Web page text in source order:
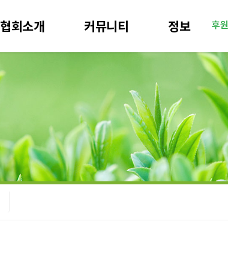
후원
협회소개 커뮤니티 정보